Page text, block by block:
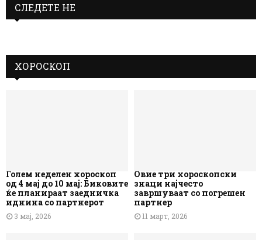
СЛЕДЕТЕ НЕ
ХОРОСКОП
Голем неделен хороскоп
од 4 мај до 10 мај: Биковите
ќе планираат заедничка
иднина со партнерот
3 мај, 2026
Овие три хороскопски
знаци најчесто
завршуваат со погрешен
партнер
11 март, 2026